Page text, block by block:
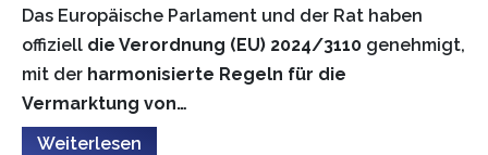
Das Europäische Parlament und der Rat haben
offiziell die Verordnung (EU) 2024/3110 genehmigt,
mit der harmonisierte Regeln für die
Vermarktung von…
Weiterlesen